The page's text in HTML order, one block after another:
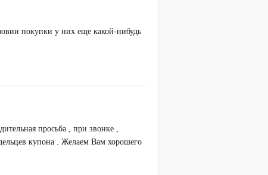
покупки у них еще какой-нибудь
просьба , при звонке ,
купона . Желаем Вам хорошего